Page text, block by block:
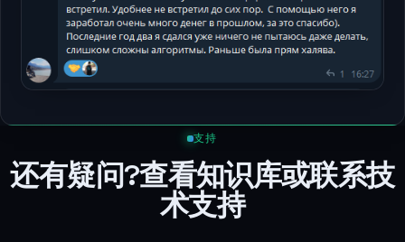
支持
还有疑问?查看知识库或联系技
术支持